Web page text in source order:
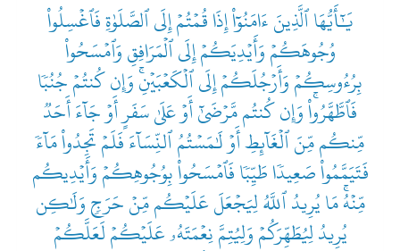
يَٰٓأَيُّهَا ٱلَّذِينَ ءَامَنُوٓاْ إِذَا قُمۡتُمۡ إِلَى ٱلصَّلَوٰةِ فَٱغۡسِلُواْ
وُجُوهَكُمۡ وَأَيۡدِيَكُمۡ إِلَى ٱلۡمَرَافِقِ وَٱمۡسَحُواْ
بِرُءُوسِكُمۡ وَأَرۡجُلَكُمۡ إِلَى ٱلۡكَعۡبَيۡنِۚ وَإِن كُنتُمۡ جُنُبٗا
فَٱطَّهَّرُواْۚ وَإِن كُنتُم مَّرۡضَىٰٓ أَوۡ عَلَىٰ سَفَرٍ أَوۡ جَآءَ أَحَدٞ
مِّنكُم مِّنَ ٱلۡغَآئِطِ أَوۡ لَٰمَسۡتُمُ ٱلنِّسَآءَ فَلَمۡ تَجِدُواْ مَآءٗ
فَتَيَمَّمُواْ صَعِيدٗا طَيِّبٗا فَٱمۡسَحُواْ بِوُجُوهِكُمۡ وَأَيۡدِيكُم
مِّنۡهُۚ مَا يُرِيدُ ٱللَّهُ لِيَجۡعَلَ عَلَيۡكُم مِّنۡ حَرَجٖ وَلَٰكِن
يُرِيدُ لِيُطَهِّرَكُمۡ وَلِيُتِمَّ نِعۡمَتَهُۥ عَلَيۡكُمۡ لَعَلَّكُمۡ